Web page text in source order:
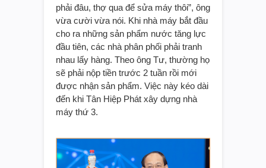
phải đâu, thợ qua để sửa máy thôi”, ông
vừa cười vừa nói. Khi nhà máy bắt đầu
cho ra những sản phẩm nước tăng lực
đầu tiên, các nhà phân phối phải tranh
nhau lấy hàng. Theo ông Tư, thường họ
sẽ phải nộp tiền trước 2 tuần rồi mới
được nhận sản phẩm. Việc này kéo dài
đến khi Tân Hiệp Phát xây dựng nhà
máy thứ 3.